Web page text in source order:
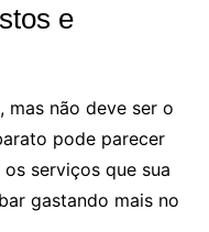
e
não deve ser o
pode parecer
serviços que sua
gastando mais no